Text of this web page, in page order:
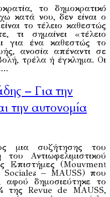
το δημοκρατικό
κατά νου, δεν είναι ο
το τέλειο καθεστώς
τι σημαίνει «τέλειο
για ένα καθεστώς το
ανοσία απέναντι σε
τρέλα ή έγκλημα. Οι
– Για την
την αυτονομία
μια συζήτησης του
Αντιωφελιμιστικού
Επιστήμες (Mouvment
– MAUSS) που
δημοσιεύτηκε το
της Revue de MAUSS,